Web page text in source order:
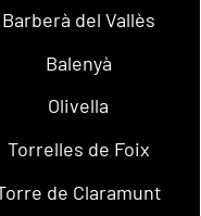
Barberà del Vallès
Balenyà
Olivella
Torrelles de Foix
de Claramunt